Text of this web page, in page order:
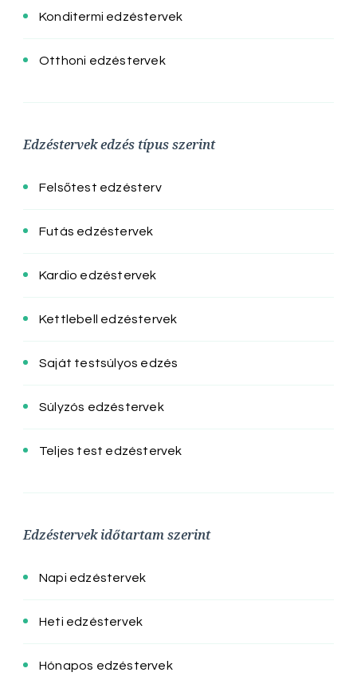
Konditermi edzéstervek
Otthoni edzéstervek
Edzéstervek edzés típus szerint
Felsőtest edzésterv
Futás edzéstervek
Kardio edzéstervek
Kettlebell edzéstervek
Saját testsúlyos edzés
Súlyzós edzéstervek
Teljes test edzéstervek
Edzéstervek időtartam szerint
Napi edzéstervek
Heti edzéstervek
Hónapos edzéstervek